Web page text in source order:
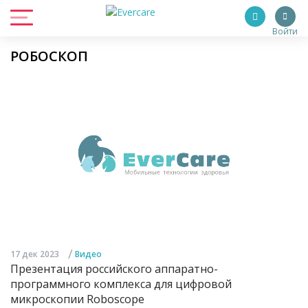
Войти
РОБОСКОП
17 дек 2023 / Видео
Презентация российского аппаратно-
программного комплекса для цифровой
микроскопии Roboscope